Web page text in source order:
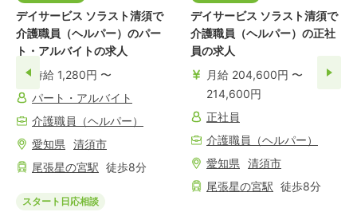
デイサービス ソラスト清須で
介護職員（ヘルパー）のパー
ト・アルバイトの求人
時給 1,280円 〜
パート・アルバイト
介護職員（ヘルパー）
愛知県
清須市
尾張星の宮駅 徒歩8分
スタート日応相談
デイサービス ソラスト清須で
介護職員（ヘルパー）の正社
員の求人
月給 204,600円 〜
214,600円
正社員
介護職員（ヘルパー）
愛知県
清須市
尾張星の宮駅 徒歩8分